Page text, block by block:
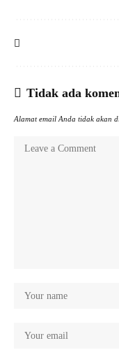
Tidak ada
Alamat email Anda tidak akan